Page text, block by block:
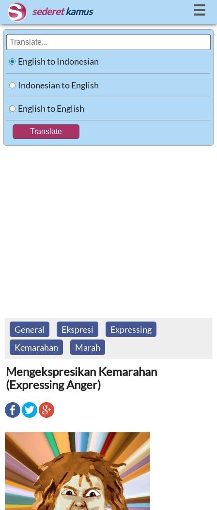
sederet kamus ☰
English to Indonesian
Indonesian to English
English to English
General Ekspresi
Expressing
Kemarahan
Marah
Mengekspresikan Kemarahan
(Expressing Anger)